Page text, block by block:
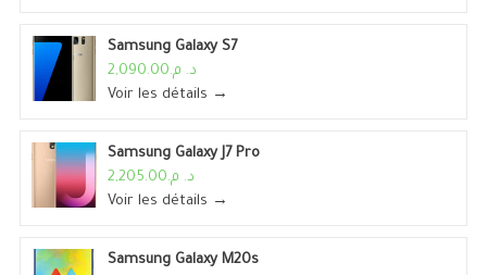
Samsung Galaxy S7
د. م.2,090.00
Voir les détails →
Samsung Galaxy J7 Pro
د. م.2,205.00
Voir les détails →
Samsung Galaxy M20s